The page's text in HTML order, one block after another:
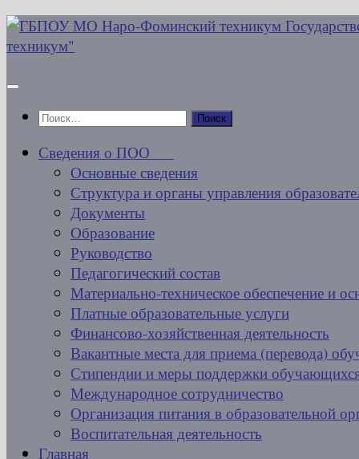
Перейти
к
Найти:
Сведения о ПОО
Основные сведения
Структура и органы управления
Документы
Образование
Руководство
Педагогический состав
Материально-техническое обеспечение и
Платные образовательные услуги
Финансово-хозяйственная деятельность
Вакантные места для приема (перевода)
Стипендии и меры поддержки
Международное сотрудничество
Организация питания в образовательной
Воспитательная деятельность
Главная